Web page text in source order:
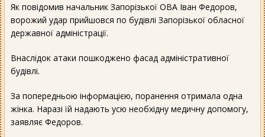
Як повідомив начальник Запорізької ОВА Іван Федоров,
ворожий удар прийшовся по будівлі Запорізької обласної
державної адміністрації.
Внаслідок атаки пошкоджено фасад адміністративної
будівлі.
За попередньою інформацією, поранення отримала одна
жінка. Наразі їй надають усю необхідну медичну допомогу,
заявляє Федоров.